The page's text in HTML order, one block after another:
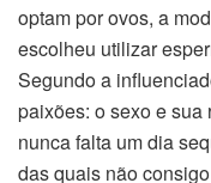
optam por ovos, a
escolheu utilizar
Segundo a
paixões: o sexo e
nunca falta um dia
das quais não